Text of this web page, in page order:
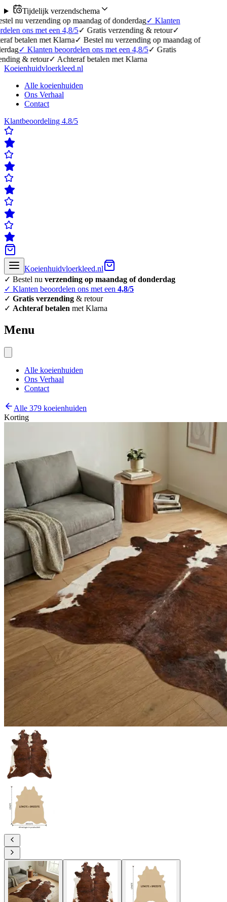
Tijdelijk verzendschema
op maandag of donderdag✓Klanten
een 4,8/5✓Gratis verzending & retour✓
Klarna✓Bestel nu verzending op maandag of
beoordelen ons met een 4,8/5✓Gratis
✓Achteraf betalen met Klarna
Koeienhuidvloerkleed.nl
Alle koeienhuiden
Ons Verhaal
Contact
Klantbeoordeling 4.8/5
Koeienhuidvloerkleed.nl
✓ Bestel nu verzending op maandag of donderdag
✓ Klanten beoordelen ons met een 4,8/5
✓ Gratis verzending & retour
✓ Achteraf betalen met Klarna
Menu
Alle koeienhuiden
Ons Verhaal
Contact
Alle 379 koeienhuiden
Korting